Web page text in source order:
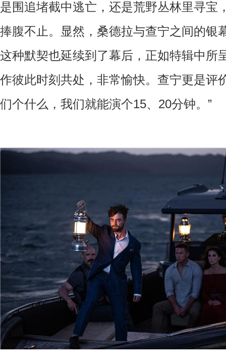
是围追堵截中逃亡，还是荒野丛林里寻宝
捧腹不止。显然，桑德拉与查宁之间的银
这种默契也延续到了幕后，正如特辑中所
作彼此时刻共处，非常愉快。查宁更是评
们个什么，我们就能演个15、 20分钟。”